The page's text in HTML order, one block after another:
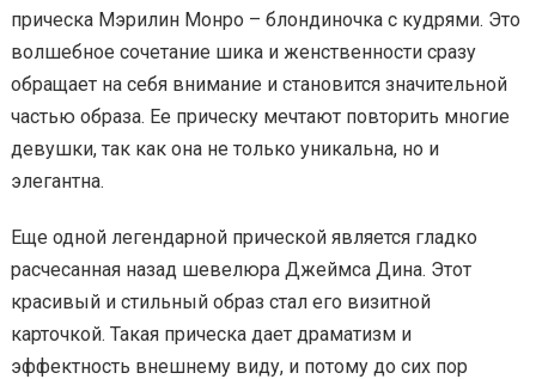
прическа Мэрилин Монро – блондиночка с кудрями. Это
волшебное сочетание шика и женственности сразу
обращает на себя внимание и становится значительной
частью образа. Ее прическу мечтают повторить многие
девушки, так как она не только уникальна, но и
элегантна.
Еще одной легендарной прической является гладко
расчесанная назад шевелюра Джеймса Дина. Этот
красивый и стильный образ стал его визитной
карточкой. Такая прическа дает драматизм и
эффектность внешнему виду, и потому до сих пор